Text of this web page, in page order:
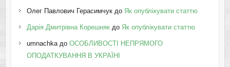
Олег Павлович Герасимчукдо Як опублікувати статтю
Дарія Дмитрівна Корешнякдо Як опублікувати статтю
umnachkaдо ОСОБЛИВОСТІ НЕПРЯМОГО
ОПОДАТКУВАННЯ В УКРАЇНІ